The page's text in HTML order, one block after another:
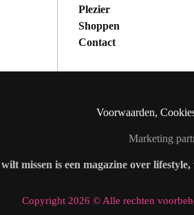
Plezier
Shoppen
Contact
Voorwaarden,
Marketing
missen is een magazine over
Copyright 2026 © Alle rechten